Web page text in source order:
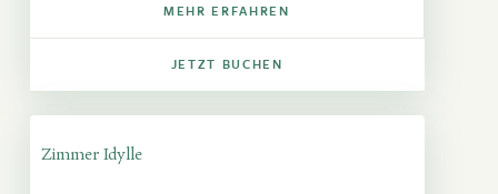
MEHR ERFAHREN
JETZT BUCHEN
Zimmer Idylle